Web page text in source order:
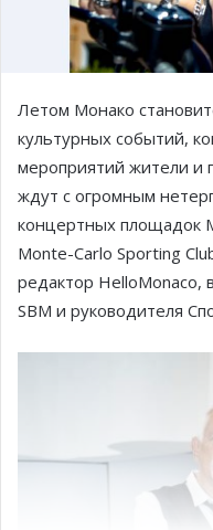
Летом Монако
культурных событий,
мероприятий жители и
ждут с огромным
концертных площадок
Monte-Carlo Sporting
редактор HelloMonaco,
SBM и руководителя